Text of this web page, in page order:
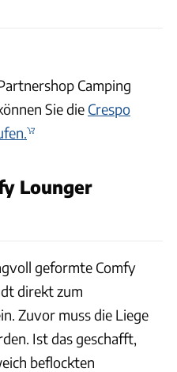
Camping
Sie die Crespo
Lounger
geformte Comfy
direkt zum
Zuvor muss die Liege
Ist das geschafft,
beflockten